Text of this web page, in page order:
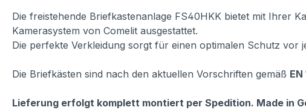
Die freistehende Briefkastenanlage FS40HKK bietet mit Ihrer
Kamerasystem von Comelit ausgestattet.
Die perfekte Verkleidung sorgt für einen optimalen Schutz vor
Die Briefkästen sind nach den aktuellen Vorschriften gemäß
Lieferung erfolgt komplett montiert per Spedition. Made in